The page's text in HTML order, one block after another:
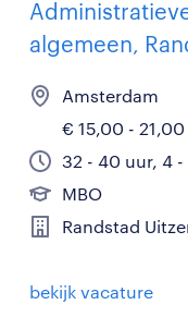
algemeen,
Amsterdam
€ 15,00 -
32 - 40 uur, 4
MBO
Randstad
bekijk vacature